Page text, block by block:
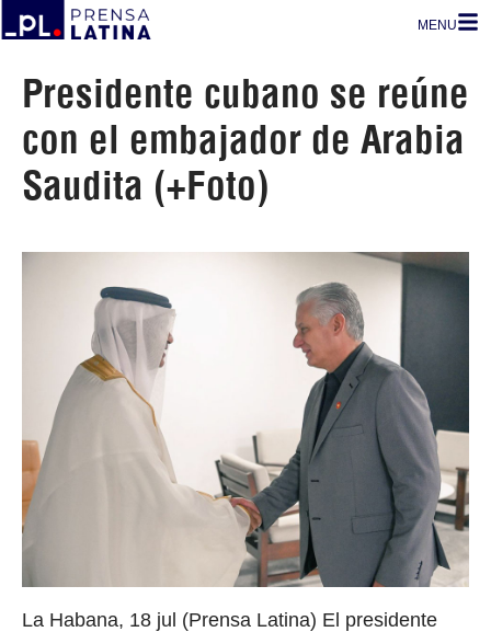
MENU
Presidente cubano se reúne
con el embajador de Arabia
Saudita (+Foto)
La Habana, 18 jul (Prensa Latina) El presidente